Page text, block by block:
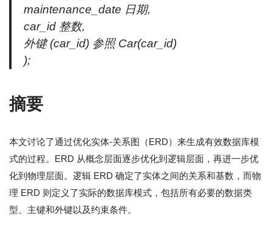
maintenance_date 日期,
car_id 整数,
外键 (car_id) 参照 Car(car_id)
);
摘要
本文讨论了通过优化实体-关系图（ERD）来生成有效数据库模
式的过程。ERD 从概念层面逐步优化到逻辑层面，再进一步优
化到物理层面。逻辑 ERD 确定了实体之间的关系和基数，而物
理 ERD 则定义了实际的数据库模式，包括所有必要的数据类
型、主键和外键以及约束条件。